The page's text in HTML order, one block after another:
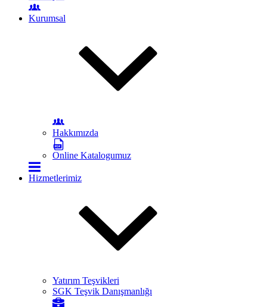
Kurumsal
Hakkımızda
Online Katalogumuz
Hizmetlerimiz
Yatırım Teşvikleri
SGK Teşvik Danışmanlığı